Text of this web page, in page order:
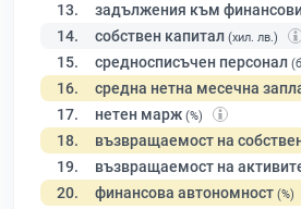
13. задължения към
14. собствен капитал (хил. лв.)
15. средносписъчен персонал
16. средна нетна месечна
17. нетен марж (%)
18. възвращаемост на
19. възвращаемост на
20. финансова автономност (%)